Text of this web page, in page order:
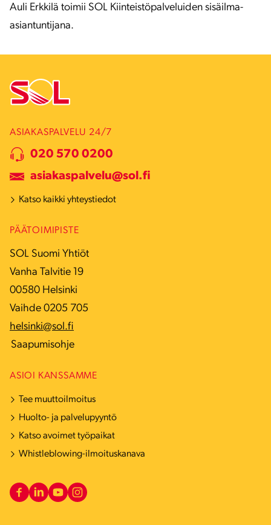
Auli Erkkilä toimii SOL Kiinteistöpalveluiden sisäilma-
asiantuntijana.
ASIAKASPALVELU 24/7
020 570 0200
asiakaspalvelu@sol.fi
Katso kaikki yhteystiedot
PÄÄTOIMIPISTE
SOL Suomi Yhtiöt
Vanha Talvitie 19
00580 Helsinki
Vaihde 0205 705
helsinki@sol.fi
Saapumisohje
ASIOI KANSSAMME
Tee muuttoilmoitus
Huolto- ja palvelupyyntö
Katso avoimet työpaikat
Whistleblowing-ilmoituskanava